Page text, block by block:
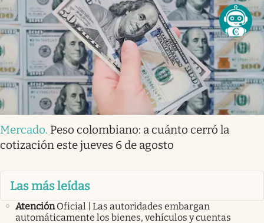
Mercado. Peso colombiano: a cuánto cerró la
cotización este jueves 6 de agosto
Las más leídas
Atención Oficial | Las autoridades embargan
automáticamente los bienes, vehículos y cuentas